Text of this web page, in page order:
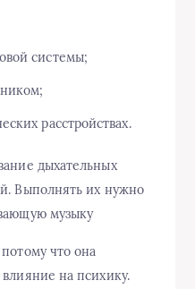
системы;
расстройствах.
дыхательных
Выполнять их нужно
музыку
что она
на психику.